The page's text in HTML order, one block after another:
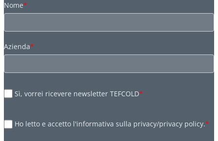
Nome*
Azienda*
Sì, vorrei ricevere newsletter TEFCOLD*
Ho letto e accetto l'informativa sulla privacy/privacy policy.*